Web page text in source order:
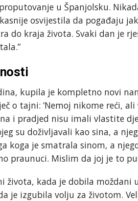
u Španjolsku.
osvijestila da pogađaju
do kraja života. Svaki dan je
kupila je kompletno novi
o tajni: ‘Nemoj nikome reći,
i pradjed nisu imali vlastite
su doživljavali kao sina, a
koga je smatrala sinom, a
praunuci. Mislim da joj je to
života, kada je dobila
je izgubila volju za životom.